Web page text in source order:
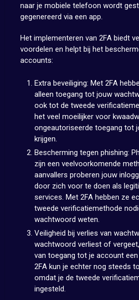
naar je mobiele telefoon wordt
gegenereerd via een app.
Het implementeren van 2FA biedt
voordelen en helpt bij het
accounts:
Extra beveiliging: Met 2FA
alleen toegang tot jouw
ook tot de tweede
het veel moeilijker voor
ongeautoriseerde toegang tot
krijgen.
Bescherming tegen phishing:
zijn een veelvoorkomende
aanvallers proberen jouw
door zich voor te doen als
services. Met 2FA hebben ze
tweede verificatiemethode
wachtwoord weten.
Veiligheid bij verlies van
wachtwoord verliest of
van toegang tot je account
2FA kun je echter nog steeds
omdat je de tweede
ingesteld.